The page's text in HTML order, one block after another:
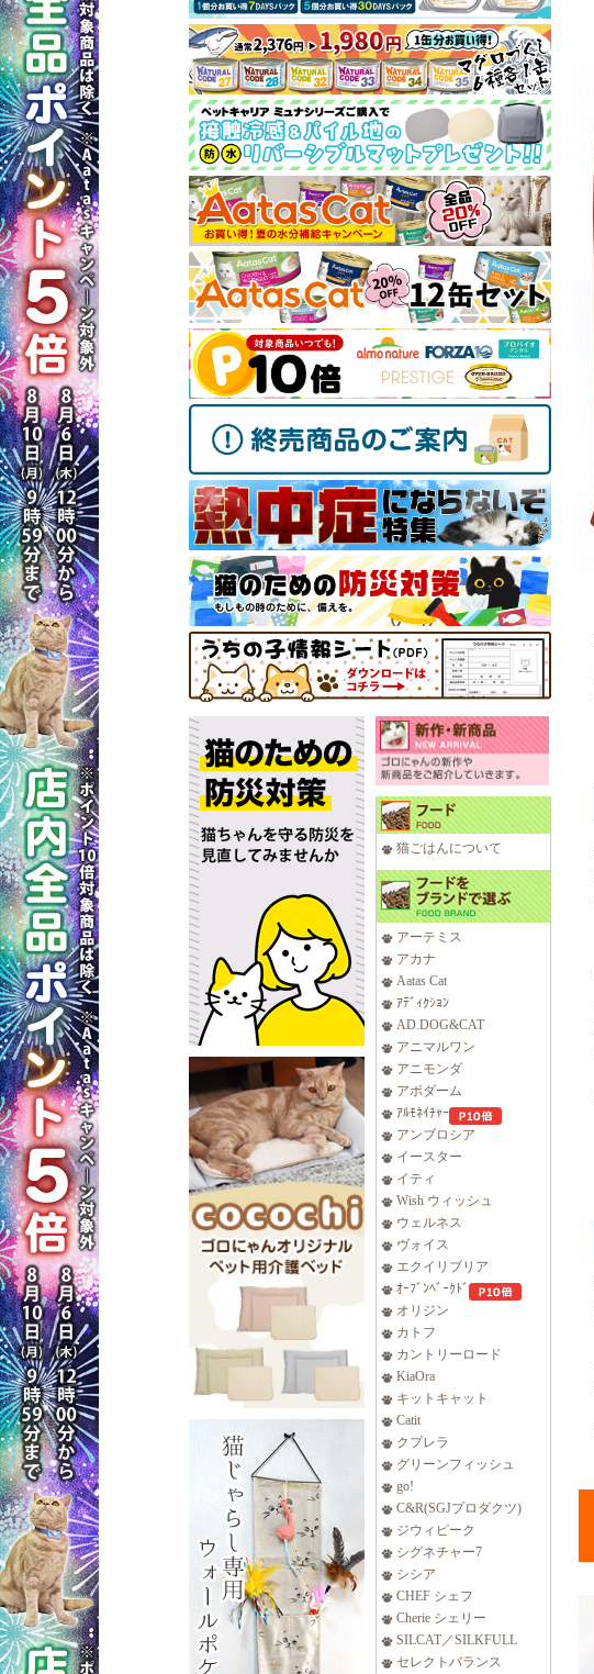
猫ごはんについて
アーテミス
アカナ
Aatas Cat
ｱﾃﾞｨｸｼｮﾝ
AD.DOG&CAT
アニマルワン
アニモンダ
アボダーム
ｱﾙﾓﾈｲﾁｬｰ
アンブロシア
イースター
イティ
Wish ウィッシュ
ウェルネス
ヴォイス
エクイリブリア
ｵｰﾌﾞﾝﾍﾞｰｸﾄﾞ
オリジン
カトフ
カントリーロード
KiaOra
キットキャット
Catit
クプレラ
グリーンフィッシュ
go!
C&R(SGJプロダクツ)
ジウィピーク
シグネチャー7
シシア
CHEF シェフ
Cherie シェリー
SILCAT／SILKFULL
セレクトバランス